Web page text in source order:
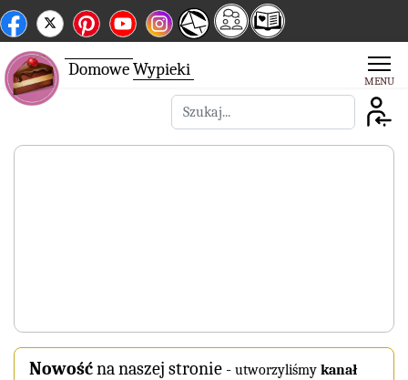
DomoweWypieki
Szukaj
Nowośćna naszej stronie - utworzyliśmy kanał